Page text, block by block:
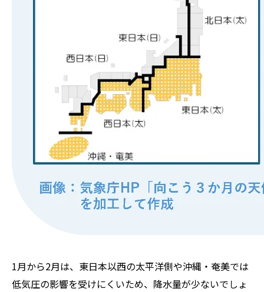
1月から2月は、東日本以西の太平洋側や沖縄・奄美では
低気圧の影響を受けにくいため、降水量が少ないでしょ